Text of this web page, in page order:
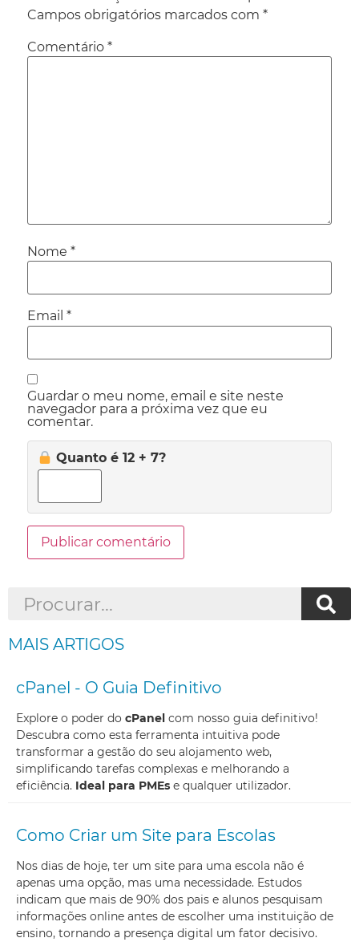
Campos obrigatórios marcados com *
Comentário *
Nome *
Email *
Guardar o meu nome, email e site neste
navegador para a próxima vez que eu
comentar.
Quanto é 12 + 7?
MAIS ARTIGOS
cPanel - O Guia Definitivo
Explore o poder do cPanel com nosso guia definitivo!
Descubra como esta ferramenta intuitiva pode
transformar a gestão do seu alojamento web,
simplificando tarefas complexas e melhorando a
eficiência. Ideal para PMEs e qualquer utilizador.
Como Criar um Site para Escolas
Nos dias de hoje, ter um site para uma escola não é
apenas uma opção, mas uma necessidade. Estudos
indicam que mais de 90% dos pais e alunos pesquisam
informações online antes de escolher uma instituição de
ensino, tornando a presença digital um fator decisivo.